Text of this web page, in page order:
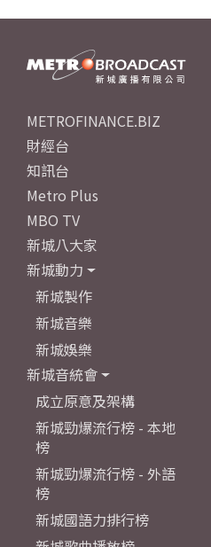
METROFINANCE.BIZ
財經台
知訊台
Metro Plus
MBO TV
新城八大家
新城動力
新城製作
新城音樂
新城娛樂
新城音統會
成立原意及架構
新城勁爆流行榜 - 本地
榜
新城勁爆流行榜 - 外語
榜
新城國語力排行榜